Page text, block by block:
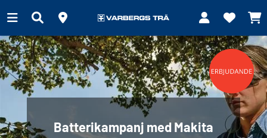
Batterikampanj med Makita